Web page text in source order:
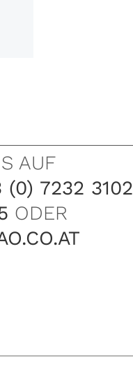
AUF
(0) 7232 3102
ODER